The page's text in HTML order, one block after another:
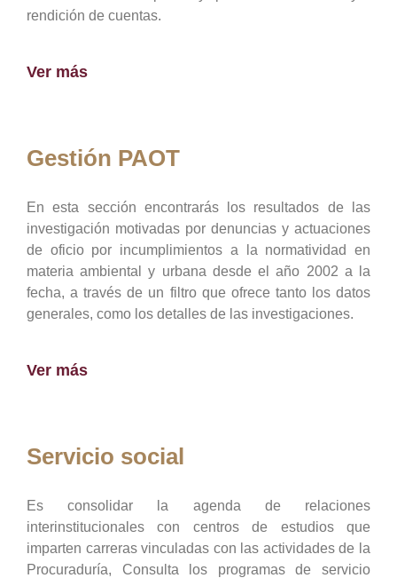
rendición de cuentas.
Ver más
Gestión PAOT
En esta sección encontrarás los resultados de las
investigación motivadas por denuncias y actuaciones
de oficio por incumplimientos a la normatividad en
materia ambiental y urbana desde el año 2002 a la
fecha, a través de un filtro que ofrece tanto los datos
generales, como los detalles de las investigaciones.
Ver más
Servicio social
Es consolidar la agenda de relaciones
interinstitucionales con centros de estudios que
imparten carreras vinculadas con las actividades de la
Procuraduría, Consulta los programas de servicio